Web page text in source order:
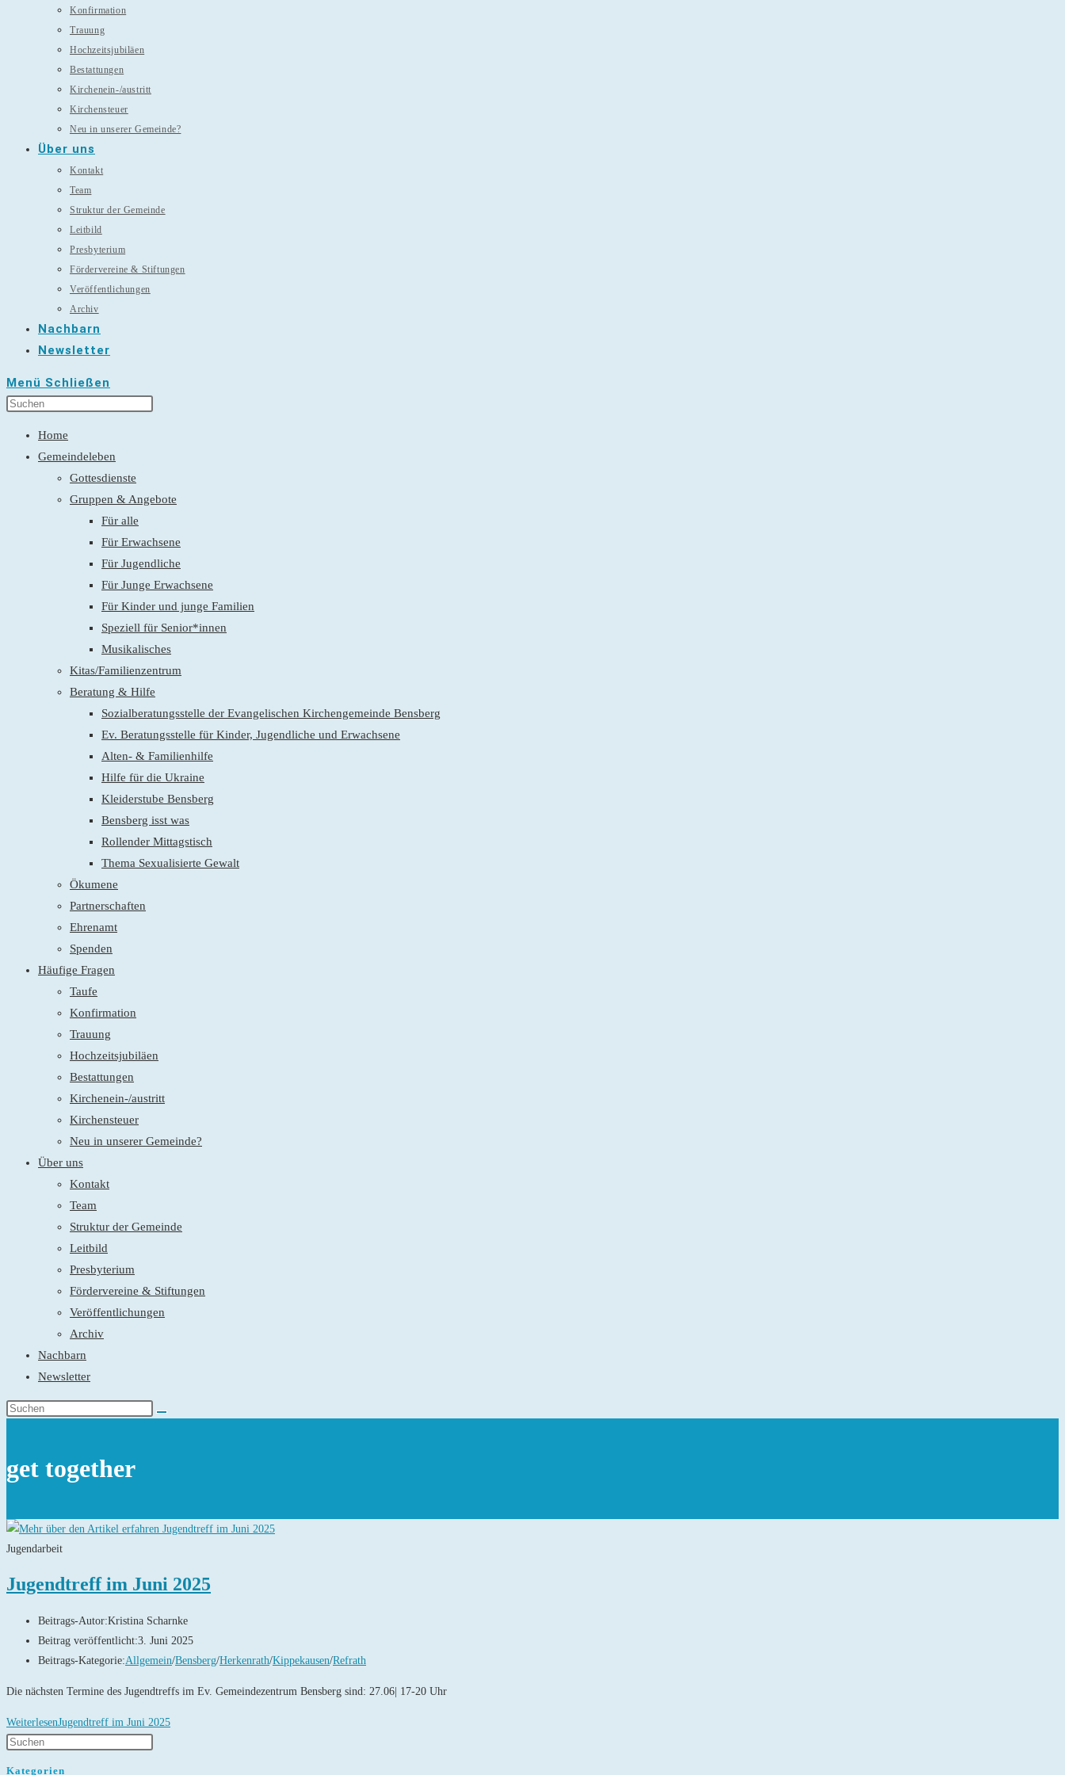
Konfirmation
Trauung
Hochzeitsjubiläen
Bestattungen
Kirchenein-/austritt
Kirchensteuer
Neu in unserer Gemeinde?
Über uns
Kontakt
Team
Struktur der Gemeinde
Leitbild
Presbyterium
Fördervereine & Stiftungen
Veröffentlichungen
Archiv
Nachbarn
Newsletter
Menü Schließen
Home
Gemeindeleben
Gottesdienste
Gruppen & Angebote
Für alle
Für Erwachsene
Für Jugendliche
Für Junge Erwachsene
Für Kinder und junge Familien
Speziell für Senior*innen
Musikalisches
Kitas/Familienzentrum
Beratung & Hilfe
Sozialberatungsstelle der Evangelischen Kirchengemeinde Bensberg
Ev. Beratungsstelle für Kinder, Jugendliche und Erwachsene
Alten- & Familienhilfe
Hilfe für die Ukraine
Kleiderstube Bensberg
Bensberg isst was
Rollender Mittagstisch
Thema Sexualisierte Gewalt
Ökumene
Partnerschaften
Ehrenamt
Spenden
Häufige Fragen
Taufe
Konfirmation
Trauung
Hochzeitsjubiläen
Bestattungen
Kirchenein-/austritt
Kirchensteuer
Neu in unserer Gemeinde?
Über uns
Kontakt
Team
Struktur der Gemeinde
Leitbild
Presbyterium
Fördervereine & Stiftungen
Veröffentlichungen
Archiv
Nachbarn
Newsletter
get together
Jugendarbeit
Jugendtreff im Juni 2025
Beitrags-Autor:Kristina Scharnke
Beitrag veröffentlicht:3. Juni 2025
Beitrags-Kategorie:Allgemein/Bensberg/Herkenrath/Kippekausen/Refrath
Die nächsten Termine des Jugendtreffs im Ev. Gemeindezentrum Bensberg sind: 27.06| 17-20 Uhr
WeiterlesenJugendtreff im Juni 2025
Kategorien